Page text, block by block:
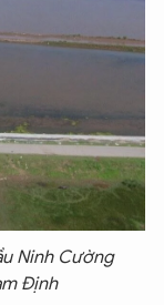
Ninh Cường
Định